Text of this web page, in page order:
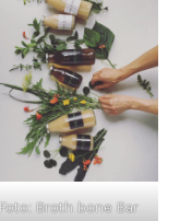
Foto: Broth bone Bar